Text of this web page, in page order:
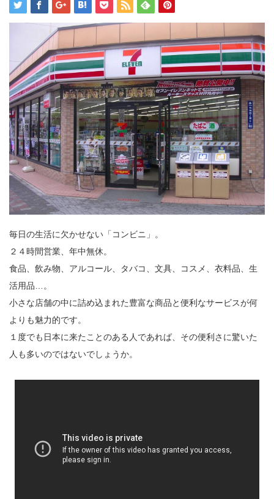
毎日の生活に欠かせない「コンビニ」。
２４時間営業、年中無休。
食品、飲み物、アルコール、タバコ、文具、コスメ、衣料品、生
活用品…。
小さな店舗の中に詰め込まれた豊富な商品と便利なサービスが何
よりも魅力的です。
１度でも日本に来たことのある人であれば、その便利さに驚いた
人も多いのではないでしょうか。